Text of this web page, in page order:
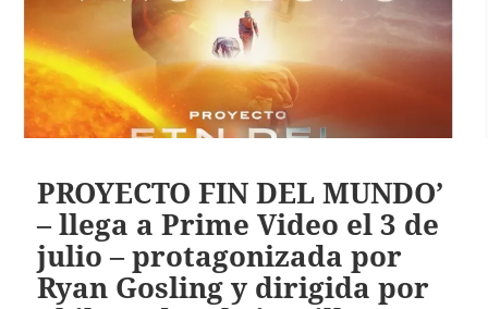
PROYECTO FIN DEL MUNDO’
– llega a Prime Video el 3 de
julio – protagonizada por
Ryan Gosling y dirigida por